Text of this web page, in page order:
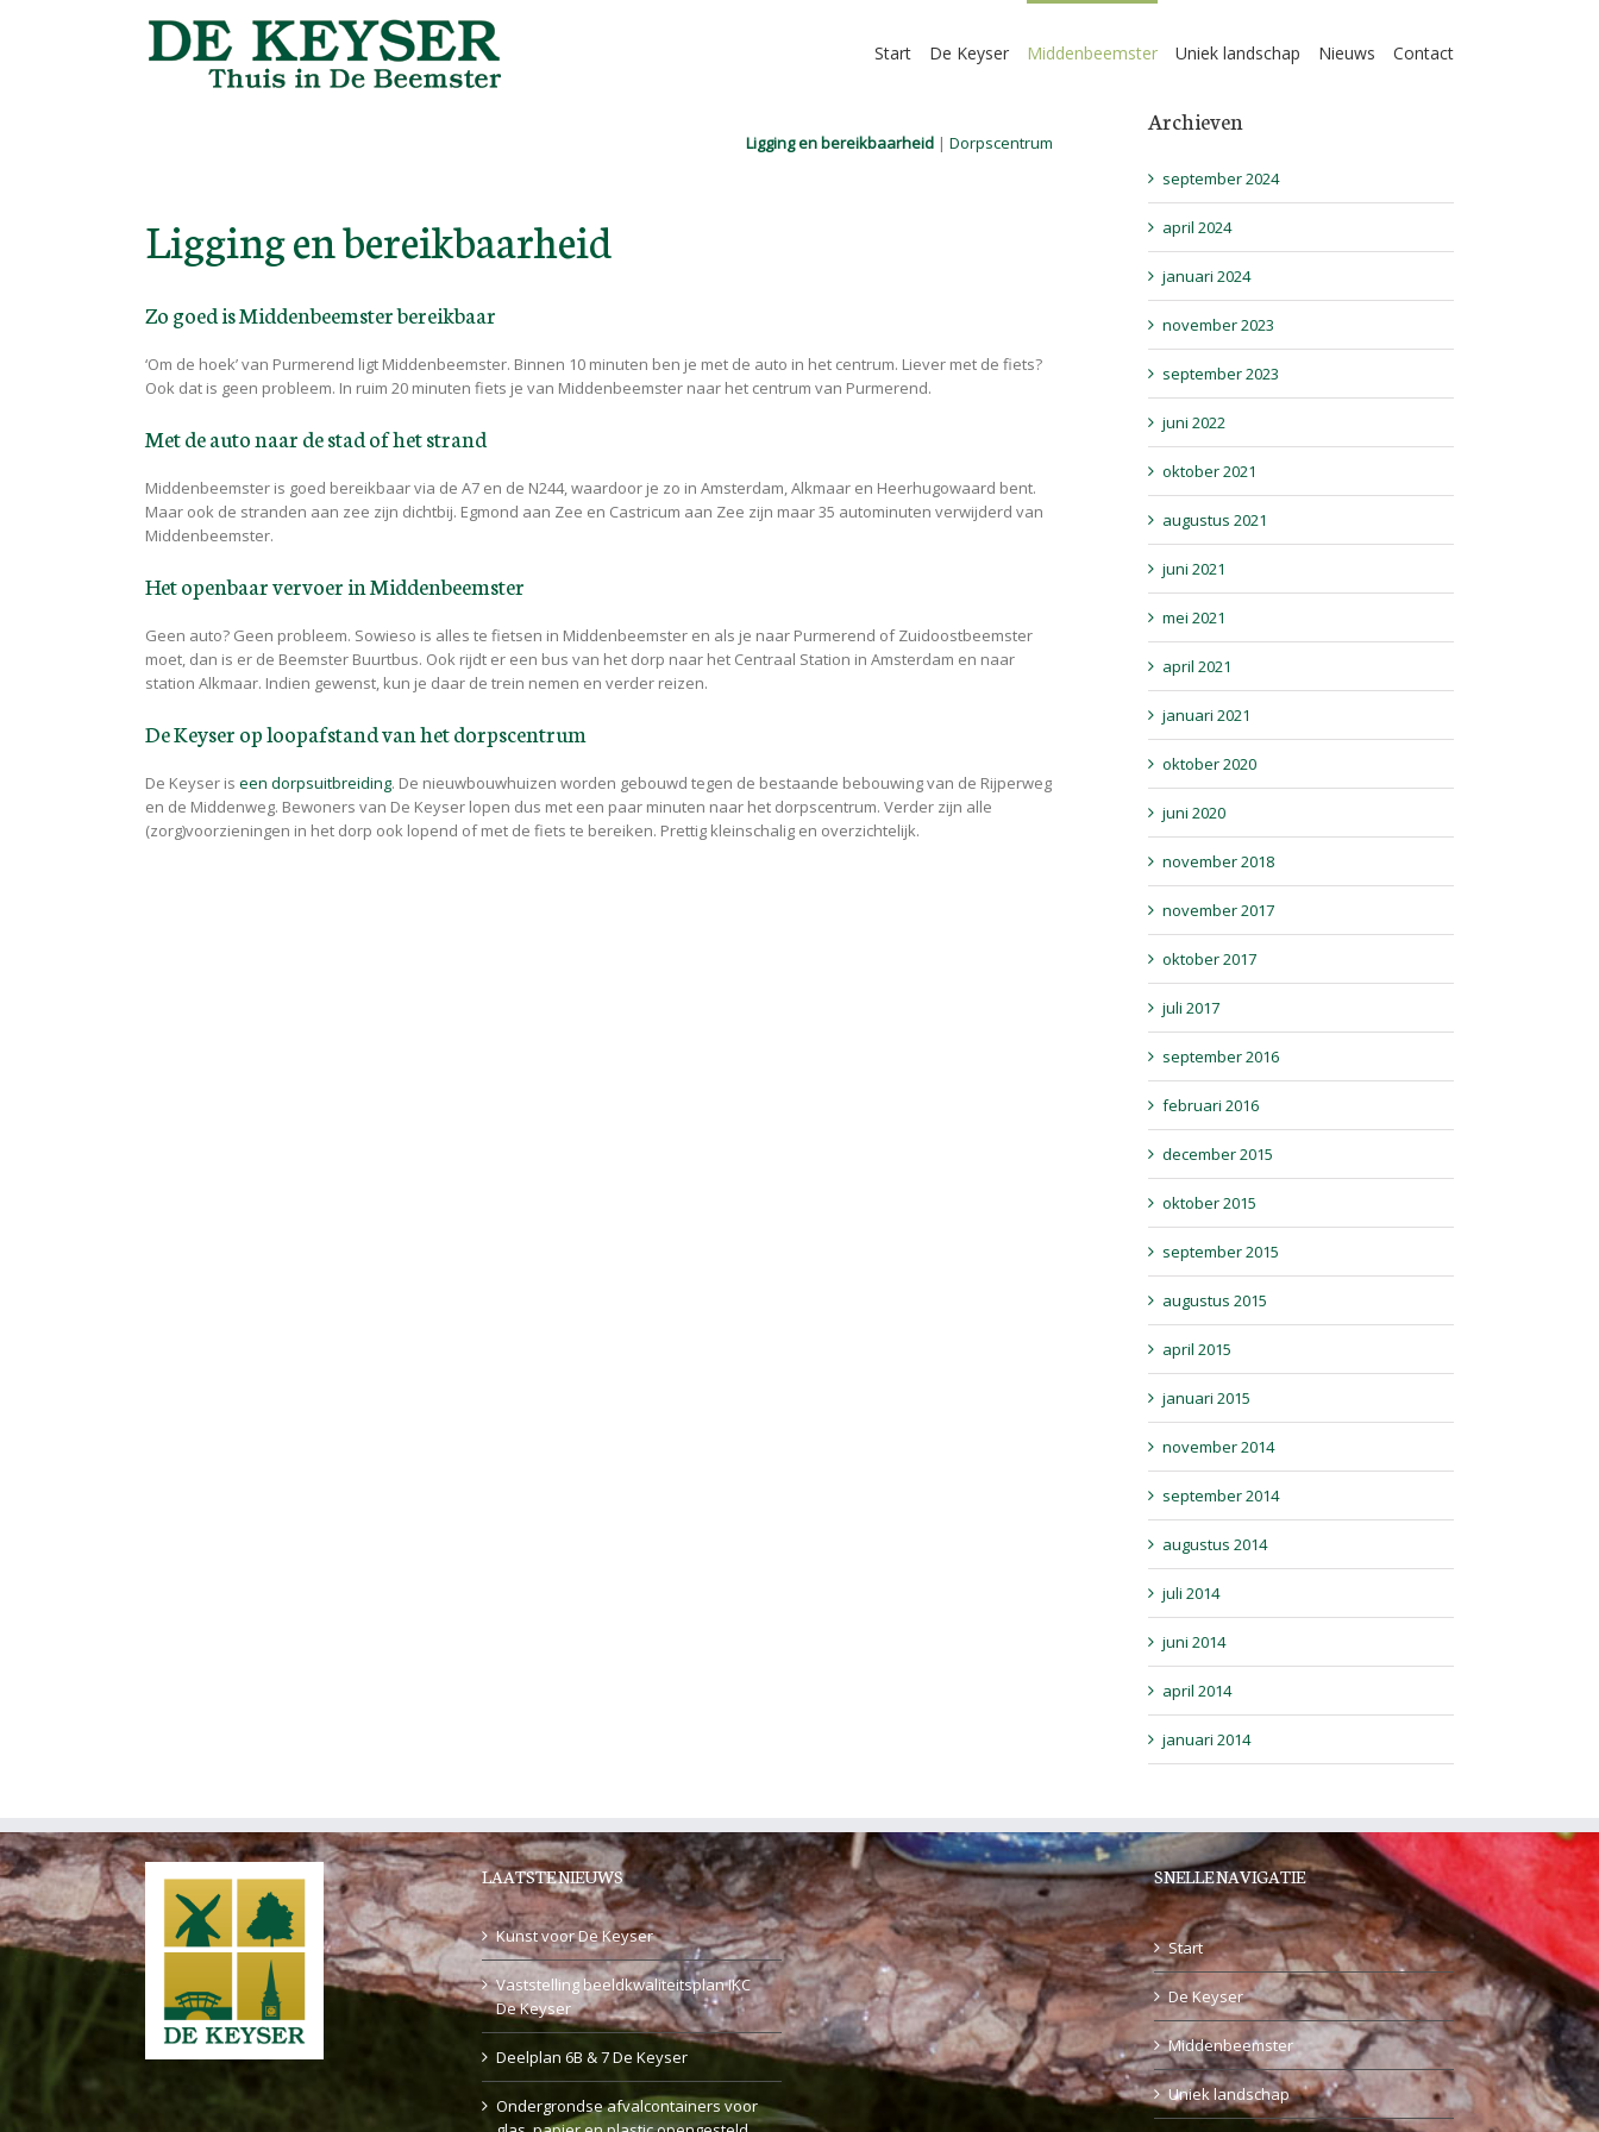
Start De Keyser Middenbeemster Uniek landschap Nieuws Contact
Ligging en bereikbaarheid| Dorpscentrum
Ligging en bereikbaarheid
Zo goed is Middenbeemster bereikbaar
‘Om de hoek’ van Purmerend ligt Middenbeemster. Binnen 10 minuten ben je met de auto in het centrum. Liever met de fiets?
Ook dat is geen probleem. In ruim 20 minuten fiets je van Middenbeemster naar het centrum van Purmerend.
Met de auto naar de stad of het strand
Middenbeemster is goed bereikbaar via de A7 en de N244, waardoor je zo in Amsterdam, Alkmaar en Heerhugowaard bent.
Maar ook de stranden aan zee zijn dichtbij. Egmond aan Zee en Castricum aan Zee zijn maar 35 autominuten verwijderd van
Middenbeemster.
Het openbaar vervoer in Middenbeemster
Geen auto? Geen probleem. Sowieso is alles te fietsen in Middenbeemster en als je naar Purmerend of Zuidoostbeemster
moet, dan is er de Beemster Buurtbus. Ook rijdt er een bus van het dorp naar het Centraal Station in Amsterdam en naar
station Alkmaar. Indien gewenst, kun je daar de trein nemen en verder reizen.
De Keyser op loopafstand van het dorpscentrum
De Keyser is een dorpsuitbreiding. De nieuwbouwhuizen worden gebouwd tegen de bestaande bebouwing van de Rijperweg
en de Middenweg. Bewoners van De Keyser lopen dus met een paar minuten naar het dorpscentrum. Verder zijn alle
(zorg)voorzieningen in het dorp ook lopend of met de fiets te bereiken. Prettig kleinschalig en overzichtelijk.
Archieven
september 2024
april 2024
januari 2024
november 2023
september 2023
juni 2022
oktober 2021
augustus 2021
juni 2021
mei 2021
april 2021
januari 2021
oktober 2020
juni 2020
november 2018
november 2017
oktober 2017
juli 2017
september 2016
februari 2016
december 2015
oktober 2015
september 2015
augustus 2015
april 2015
januari 2015
november 2014
september 2014
augustus 2014
juli 2014
juni 2014
april 2014
januari 2014
LAATSTE NIEUWS
Kunst voor De Keyser
Vaststelling beeldkwaliteitsplan IKC
De Keyser
Deelplan 6B & 7 De Keyser
Ondergrondse afvalcontainers voor
SNELLE NAVIGATIE
Start
De Keyser
Middenbeemster
Uniek landschap